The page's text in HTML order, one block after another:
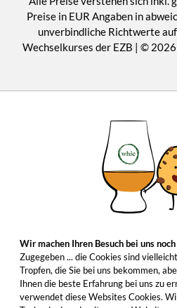
Preise in EUR Angaben in
unverbindliche Richtwerte
Wechselkurses der EZB | ©
Wir machen Ihren Besuch bei uns
Zugegeben ... die Cookies sind
Tropfen, die Sie bei uns bekommen,
Ihnen die beste Erfahrung bei uns zu
verwendet diese Websites Cookies.